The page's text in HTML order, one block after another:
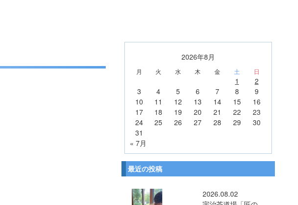
2026年8月
月 火 水 木 金 土 日
1
2
3
4 5 6 7 8
9
10
11 12 13 14 15
16
17
18 19 20 21 22
23
24
25 26 27 28 29
30
31
« 7月
最近の投稿
2026.08.02